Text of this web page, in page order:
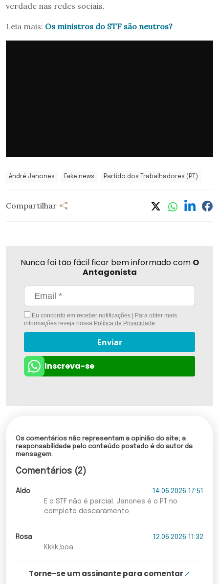
verdade nas redes sociais.
Leia mais: Os ministros do STF são neutros?
André Janones Fake news Partido dos Trabalhadores (PT)
Compartilhar
Nunca foi tão fácil ficar bem informado com O
Antagonista
Eu concordo em receber notificações | Para obter mais
informações reveja nossa Política de Privacidade.
Enviar
Inscreva-se
Os comentários não representam a opinião do site; a
responsabilidade pelo conteúdo postado é do autor da
mensagem.
Comentários (2)
Aldo
14.06.2026 17:51
E o STF não é parcial. Janones é o PT no
completo descaramento.
Rosa
12.06.2026 11:32
Kkkk,boa.
Torne-se um assinante para comentar